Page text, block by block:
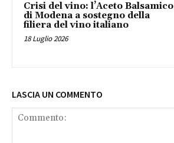
Crisi del vino: l’Aceto Balsamico
di Modena a sostegno della
filiera del vino italiano
18 Luglio 2026
LASCIA UN COMMENTO